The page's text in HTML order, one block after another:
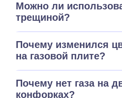
Можно ли
трещиной?
Почему изменился
на газовой плите?
Почему нет газа на
конфорках?